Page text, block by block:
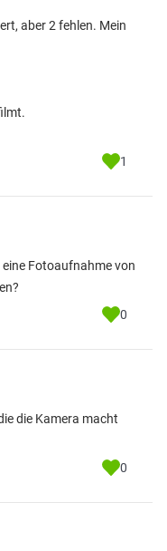
aber 2 fehlen. Mein
1
Fotoaufnahme von
0
die Kamera macht
0